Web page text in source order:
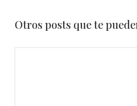
Otros posts que te